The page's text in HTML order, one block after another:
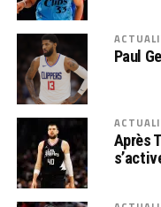
Paul
Après